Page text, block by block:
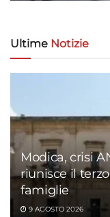
Ultime Notizie
Modica, crisi
riunisce il
famiglie
9 AGOSTO 2026